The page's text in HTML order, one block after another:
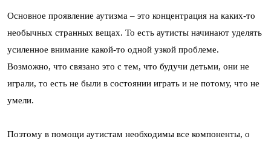
Основное проявление аутизма – это концентрация на каких-то
необычных странных вещах. То есть аутисты начинают уделять
усиленное внимание какой-то одной узкой проблеме.
Возможно, что связано это с тем, что будучи детьми, они не
играли, то есть не были в состоянии играть и не потому, что не
умели.
Поэтому в помощи аутистам необходимы все компоненты, о